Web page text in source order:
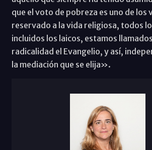
que el voto de pobreza es uno de los
reservado a la vida religiosa, todos
incluidos los laicos, estamos
radicalidad el Evangelio, y así,
la mediación que se elija».